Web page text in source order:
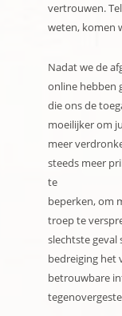
vertrouwen.
weten, komen
Nadat we de
online hebben
die ons de
moeilijker om
meer
steeds meer
te
beperken, om
troep te
slechtste geval
bedreiging het
betrouwbare